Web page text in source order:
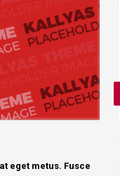
eget metus. Fusce